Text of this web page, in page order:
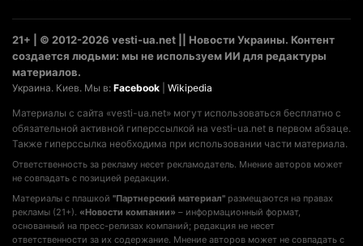
21+ | © 2012-2026 vesti-ua.net || Новости Украины. Контент
создается людьми: мы не используем ИИ для редактуры
материалов.
Украина. Киев. Мы в: Facebook Wikipedia
Материалы с сайта «vesti-ua.net» могут использоваться бесплатно с
обязательной активной гиперссылкой на vesti-ua.net в первом абзаце.
Также гиперссылка необходима при использовании части материала.
Ответственность за рекламу несет рекламодатель. Мнение авторов может
не совпадать с позицией редакции.
Материалы с плашкой "Партнерский материал" размещаются на правах
рекламы (21+). «Новости компании» – информационный формат,
основанный на пресс-релизах компаний; редакция не несет
ответственности за их содержание. Мнение авторов может не совпадать с